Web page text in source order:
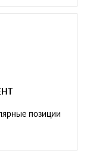
позиции